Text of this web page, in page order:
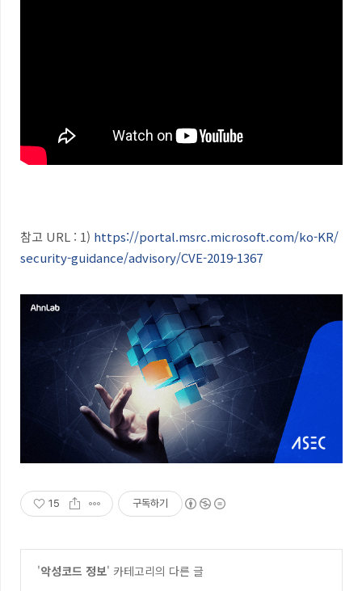
참고 URL : 1) https://portal.msrc.microsoft.com/ko-KR/
security-guidance/advisory/CVE-2019-1367
15 구독하기
'악성코드 정보' 카테고리의 다른 글